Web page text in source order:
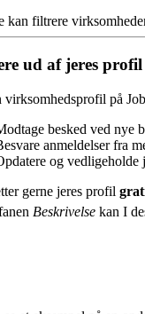
kan filtrere
ud af jeres profil
virksomhedsprofil på
besked ved nye
anmeldelser fra
og vedligeholde
gerne jeres profil
Beskrivelsekan I